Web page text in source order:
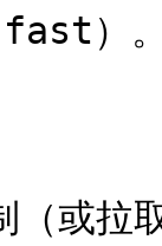
）
（或